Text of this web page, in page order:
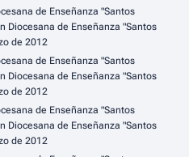
de Enseñanza "Santos
Diocesana de Enseñanza "Santos
de 2012
de Enseñanza "Santos
Diocesana de Enseñanza "Santos
de 2012
de Enseñanza "Santos
Diocesana de Enseñanza "Santos
de 2012